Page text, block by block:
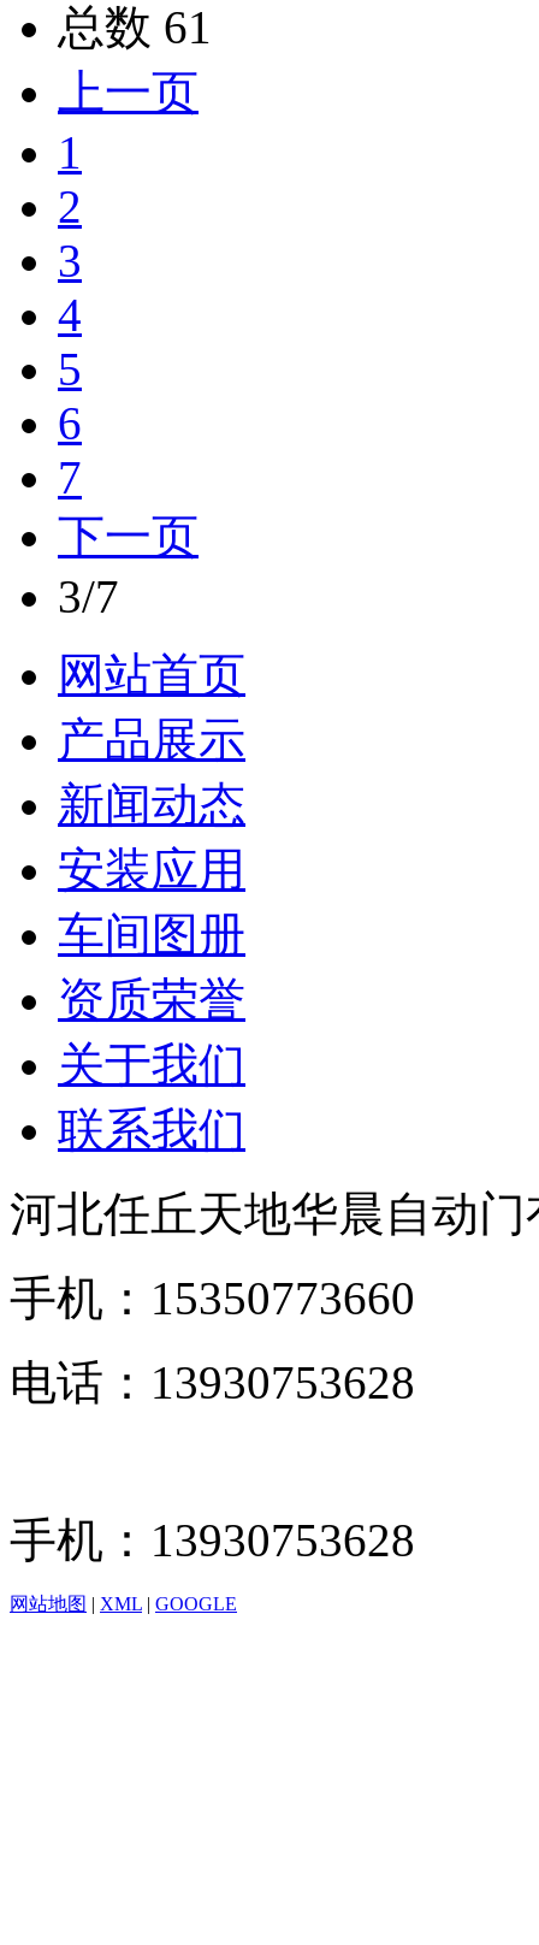
总数 61
上一页
1
2
3
4
5
6
7
下一页
3/7
网站首页
产品展示
新闻动态
安装应用
车间图册
资质荣誉
关于我们
联系我们
河北任丘天地华晨自动
手机：15350773660
电话：13930753628
手机：13930753628
网站地图 | XML | GOOGLE